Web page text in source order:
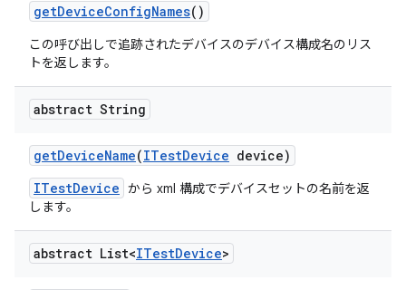
getDeviceConfigNames()
この呼び出しで追跡されたデバイスのデバイス構成名のリス
トを返します。
abstract String
getDeviceName(ITestDevice device)
ITestDevice から xml 構成でデバイスセットの名前を返
します。
abstract List<ITestDevice>